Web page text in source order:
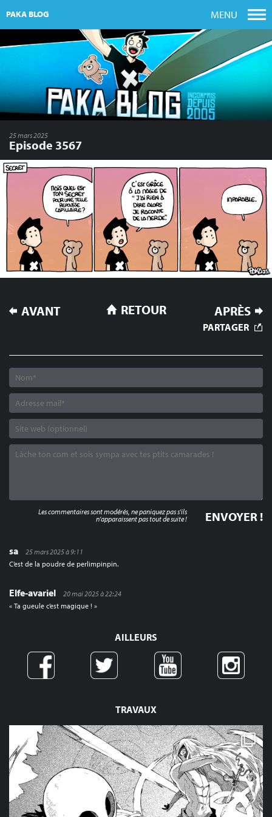
PAKA BLOG MENU
TRAVAUX
25 mars 2025
Episode 3567
NAVIGATION
DE
AVANT APRÈS
RETOUR
PARTAGER
sa
25 mars 2025 à 9:11
C’est de la poudre de perlimpinpin.
Elfe-avariel
20 mai 2025 à 22:24
« Ta gueule c’est magique ! »
Les commentaires sont modérés, ne paniquez pas s'ils
n'apparaissent pas tout de suite !
AILLEURS